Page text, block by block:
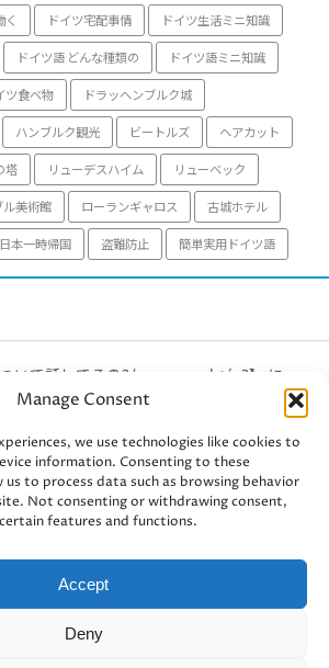
Manage Consent
we use technologies like cookies to
information. Consenting to these
to process data such as browsing behavior
Not consenting or withdrawing consent,
features and functions.
Accept
Deny
く ドイツ宅配事情 ドイツ生活ミニ知識
ドイツ語 どんな種類の ドイツ語ミニ知識
ツ食べ物 ドラッヘンブルク城
ハンブルク観光 ビートルズ ヘアカット
塔 リューデスハイム リューベック
ル美術館 ローランギャロス 古城ホテル
日本一時帰国 盗難防止 簡単実用ドイツ語
いて話してるの?/worum geht´s?】
に
ルテピナコテーク】2021年 にfujikoより
ルテピナコテーク】2021年にuser-